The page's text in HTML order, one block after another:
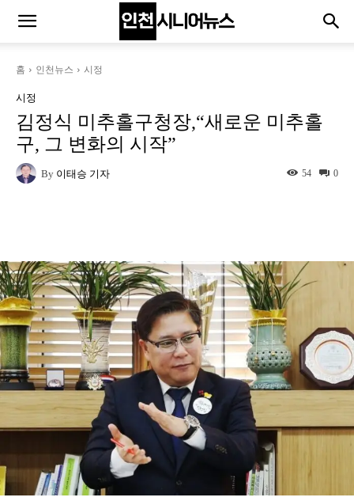
홈 인천뉴스 시정
시정
김정식 미추홀구청장,“새로운 미추홀
구, 그 변화의 시작”
By 이태승 기자 0
54